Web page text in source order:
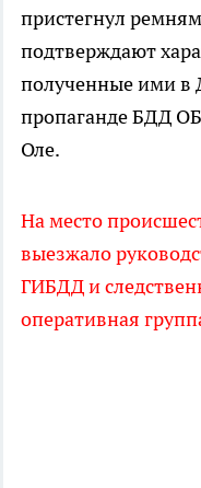
пристегнул
подтверждают
полученные ими в
пропаганде БДД
Оле.
На место
выезжало
ГИБДД и
оперативная